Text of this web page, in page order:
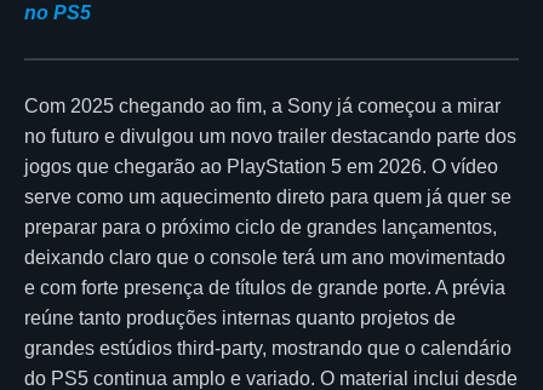
no PS5
Com 2025 chegando ao fim, a Sony já começou a mirar
no futuro e divulgou um novo trailer destacando parte dos
jogos que chegarão ao PlayStation 5 em 2026. O vídeo
serve como um aquecimento direto para quem já quer se
preparar para o próximo ciclo de grandes lançamentos,
deixando claro que o console terá um ano movimentado
e com forte presença de títulos de grande porte. A prévia
reúne tanto produções internas quanto projetos de
grandes estúdios third-party, mostrando que o calendário
do PS5 continua amplo e variado. O material inclui desde